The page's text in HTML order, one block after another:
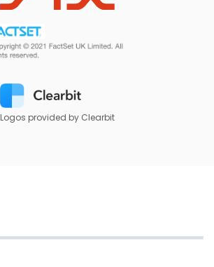
Logos provided by Clearbit